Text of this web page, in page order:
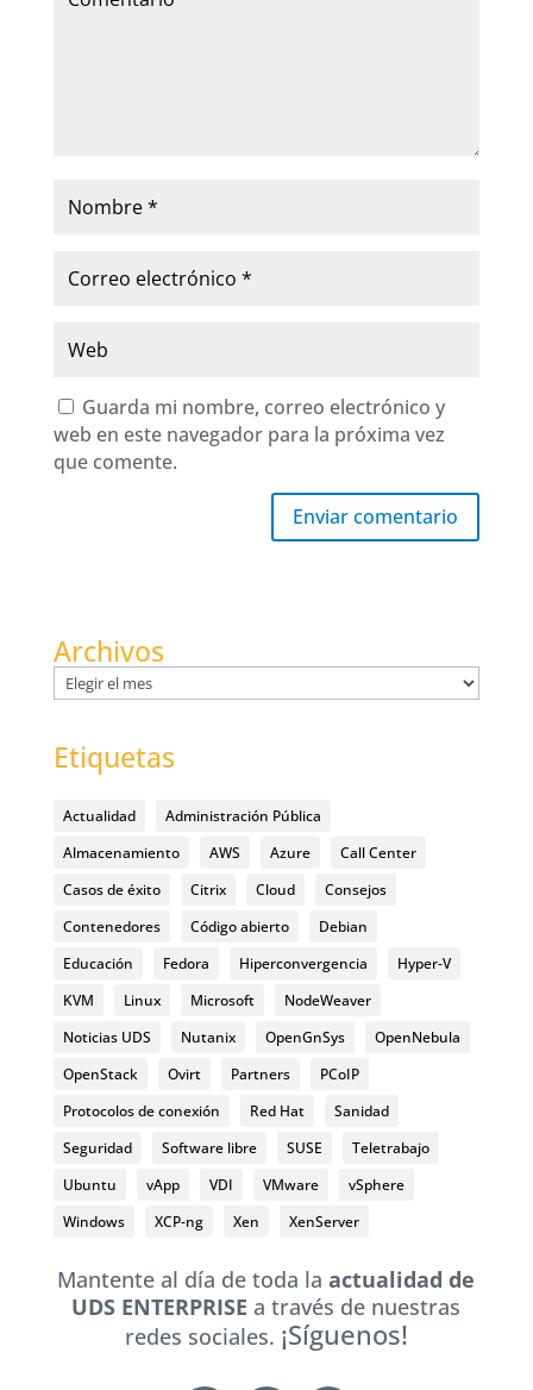
Guarda mi nombre, correo electrónico y
web en este navegador para la próxima vez
que comente.
Enviar comentario
Archivos
Archivos
Etiquetas
Actualidad
Administración Pública
Almacenamiento
AWS Azure
Call Center
Casos de éxito
Citrix Cloud
Consejos
Contenedores
Código abierto
Debian
Educación
Fedora Hiperconvergencia
Hyper-V
KVM
Linux Microsoft
NodeWeaver
Noticias UDS
Nutanix OpenGnSys
OpenNebula
OpenStack
Ovirt Partners
PCoIP
Protocolos de conexión
Red Hat
Sanidad
Seguridad
Software libre SUSE
Teletrabajo
Ubuntu
vApp VDI VMware
vSphere
Windows
XCP-ng Xen XenServer
Mantente al día de toda laactualidad de
UDS ENTERPRISEa través de nuestras
redes sociales. ¡Síguenos!